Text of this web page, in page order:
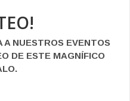
A NUESTROS EVENTOS
DE ESTE MAGNÍFICO